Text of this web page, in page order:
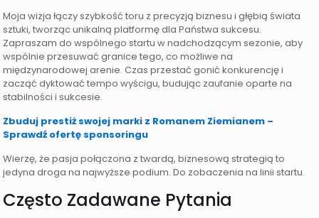
Moja wizja łączy szybkość toru z precyzją biznesu i głębią świata
sztuki, tworząc unikalną platformę dla Państwa sukcesu.
Zapraszam do wspólnego startu w nadchodzącym sezonie, aby
wspólnie przesuwać granice tego, co możliwe na
międzynarodowej arenie. Czas przestać gonić konkurencję i
zacząć dyktować tempo wyścigu, budując zaufanie oparte na
stabilności i sukcesie.
Zbuduj prestiż swojej marki z Romanem Ziemianem –
Sprawdź ofertę sponsoringu
Wierzę, że pasja połączona z twardą, biznesową strategią to
jedyna droga na najwyższe podium. Do zobaczenia na linii startu.
Często Zadawane Pytania